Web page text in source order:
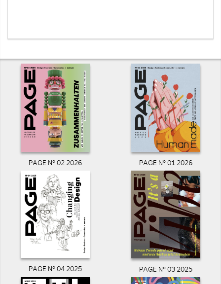
PAGE N° 02 2026 PAGE N° 01 2026
PAGE N° 04 2025 PAGE N° 03 2025